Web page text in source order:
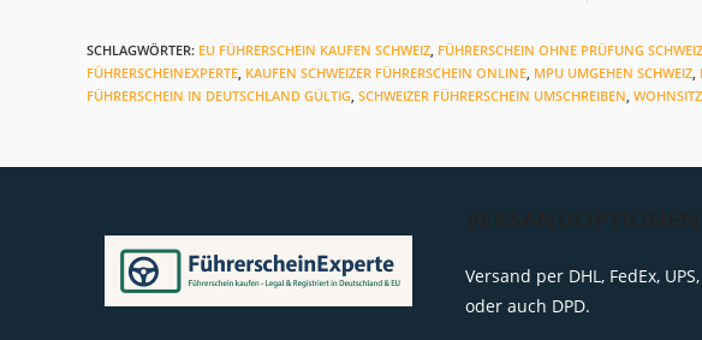
SCHLAGWÖRTER: EU FÜHRERSCHEIN KAUFEN SCHWEIZ, FÜHRERSCHEIN OHNE PRÜFUNG SCHWEIZ
FÜHRERSCHEINEXPERTE, KAUFEN SCHWEIZER FÜHRERSCHEIN ONLINE, MPU UMGEHEN SCHWEIZ,
FÜHRERSCHEIN IN DEUTSCHLAND GÜLTIG, SCHWEIZER FÜHRERSCHEIN UMSCHREIBEN,
Versand per DHL, FedEx,
oder auch DPD.